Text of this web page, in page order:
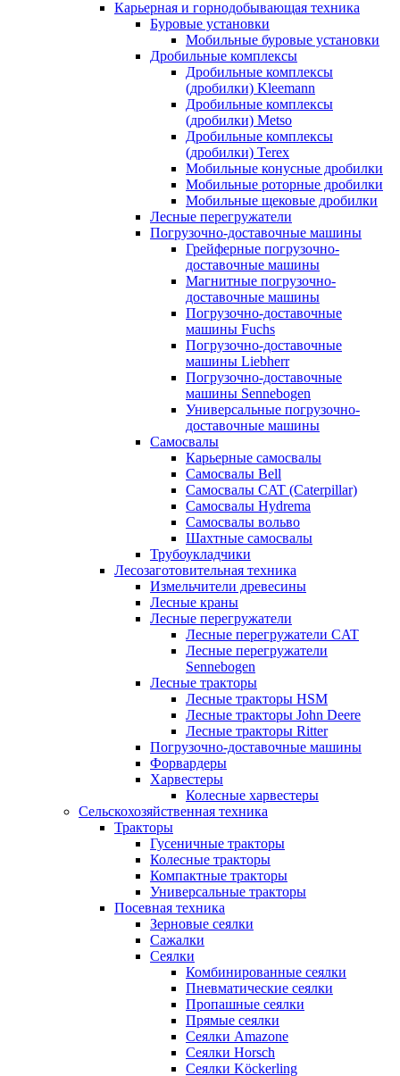
Карьерная и горнодобывающая техника
Буровые установки
Мобильные буровые установки
Дробильные комплексы
Дробильные комплексы
(дробилки) Kleemann
Дробильные комплексы
(дробилки) Metso
Дробильные комплексы
(дробилки) Terex
Мобильные конусные дробилки
Мобильные роторные дробилки
Мобильные щековые дробилки
Лесные перегружатели
Погрузочно-доставочные машины
Грейферные погрузочно-
доставочные машины
Магнитные погрузочно-
доставочные машины
Погрузочно-доставочные
машины Fuchs
Погрузочно-доставочные
машины Liebherr
Погрузочно-доставочные
машины Sennebogen
Универсальные погрузочно-
доставочные машины
Самосвалы
Карьерные самосвалы
Самосвалы Bell
Самосвалы CAT (Caterpillar)
Самосвалы Hydrema
Самосвалы вольво
Шахтные самосвалы
Трубоукладчики
Лесозаготовительная техника
Измельчители древесины
Лесные краны
Лесные перегружатели
Лесные перегружатели CAT
Лесные перегружатели
Sennebogen
Лесные тракторы
Лесные тракторы HSM
Лесные тракторы John Deere
Лесные тракторы Ritter
Погрузочно-доставочные машины
Форвардеры
Харвестеры
Колесные харвестеры
Сельскохозяйственная техника
Тракторы
Гусеничные тракторы
Колесные тракторы
Компактные тракторы
Универсальные тракторы
Посевная техника
Зерновые сеялки
Сажалки
Сеялки
Комбинированные сеялки
Пневматические сеялки
Пропашные сеялки
Прямые сеялки
Сеялки Amazone
Сеялки Horsch
Сеялки Köckerling